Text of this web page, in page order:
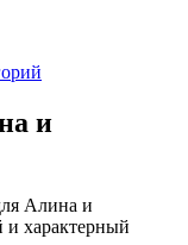
и
Алина и
и характерный